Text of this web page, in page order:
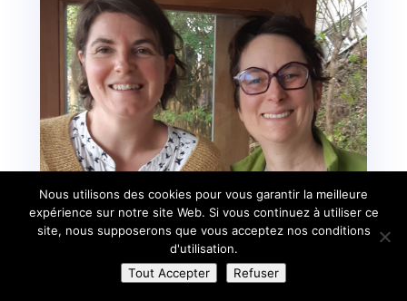
Nous utilisons des cookies pour vous garantir la meilleure
expérience sur notre site Web. Si vous continuez à utiliser ce
site, nous supposerons que vous acceptez nos conditions
d'utilisation.
Tout Accepter
Refuser